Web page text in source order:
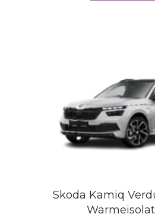
Skoda Kamiq